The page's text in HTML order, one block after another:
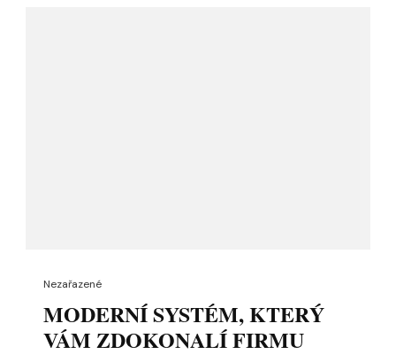
Nezařazené
MODERNÍ SYSTÉM, KTERÝ
VÁM ZDOKONALÍ FIRMU